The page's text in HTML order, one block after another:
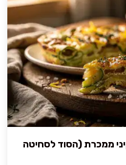
ממכרת (הסוד לסחיטה